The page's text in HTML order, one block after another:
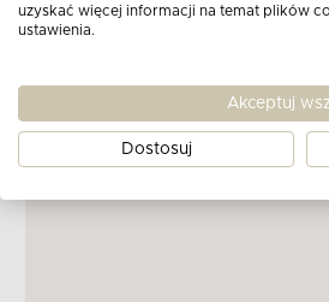
uzyskać więcej informacji na temat plików
ustawienia.
Akceptuj
Dostosuj